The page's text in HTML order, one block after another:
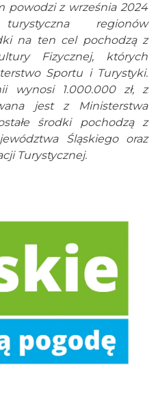
powodzi z września 2024
regionów
na ten cel pochodzą z
Fizycznej, których
Sportu i Turystyki.
wynosi 1.000.000 zł, z
jest z Ministerstwa
środki pochodzą z
Śląskiego oraz
Turystycznej.